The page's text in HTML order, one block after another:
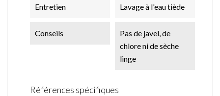
Entretien Lavage à l'eau tiède
Conseils
Pas de javel, de
chlore ni de sèche
linge
Références spécifiques